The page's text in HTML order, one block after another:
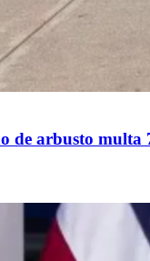
de arbusto multa